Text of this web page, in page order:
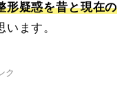
形疑惑を昔と現在の
ます。
ク